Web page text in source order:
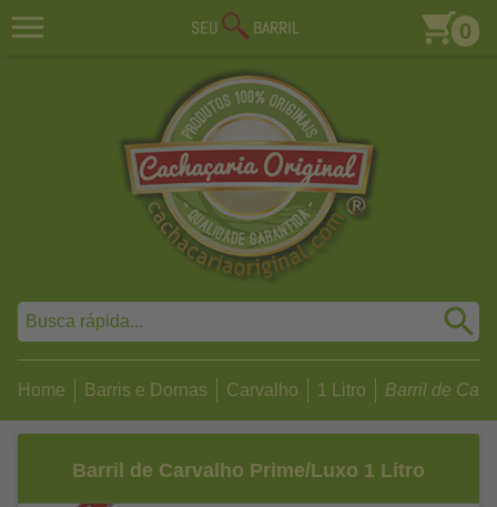
0
Home Barris e Dornas Carvalho 1 Litro Barril de
Barril de Carvalho Prime/Luxo 1 Litro